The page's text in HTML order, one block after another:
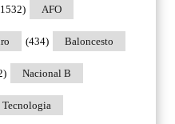
AFO
Baloncesto
(434)
Nacional B
Tecnologia